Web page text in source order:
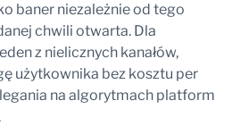
i atrybucja przychodów
rezygnacji
7 / 30)
push w różnych branżach
baner niezależnie od tego
chwili otwarta. Dla
z nielicznych kanałów,
użytkownika bez kosztu per
na algorytmach platform